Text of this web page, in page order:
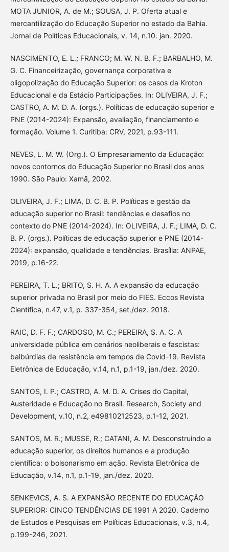
MOTA JUNIOR, A. de M.; SOUSA, J. P. Oferta atual e
mercantilização do Educação Superior no estado da Bahia.
Jornal de Políticas Educacionais, v. 14, n.10. jan. 2020.
NASCIMENTO, E. L.; FRANCO; M. W. N. B. F.; BARBALHO, M.
G. C. Financeirização, governança corporativa e
oligopolização do Educação Superior: os casos da Kroton
Educacional e da Estácio Participações. In: OLIVEIRA, J. F.;
CASTRO, A. M. D. A. (orgs.). Políticas de educação superior e
PNE (2014-2024): Expansão, avaliação, financiamento e
formação. Volume 1. Curitiba: CRV, 2021, p.93-111.
NEVES, L. M. W. (Org.). O Empresariamento da Educação:
novos contornos do Educação Superior no Brasil dos anos
1990. São Paulo: Xamã, 2002.
OLIVEIRA, J. F.; LIMA, D. C. B. P. Políticas e gestão da
educação superior no Brasil: tendências e desafios no
contexto do PNE (2014-2024). In: OLIVEIRA, J. F.; LIMA, D. C.
B. P. (orgs.). Políticas de educação superior e PNE (2014-
2024): expansão, qualidade e tendências. Brasília: ANPAE,
2019, p.16-22.
PEREIRA, T. L.; BRITO, S. H. A. A expansão da educação
superior privada no Brasil por meio do FIES. Eccos Revista
Científica, n.47, v.1, p. 337-354, set./dez. 2018.
RAIC, D. F. F.; CARDOSO, M. C.; PEREIRA, S. A. C. A
universidade pública em cenários neoliberais e fascistas:
balbúrdias de resistência em tempos de Covid-19. Revista
Eletrônica de Educação, v.14, n.1, p.1-19, jan./dez. 2020.
SANTOS, I. P.; CASTRO, A. M. D. A. Crises do Capital,
Austeridade e Educação no Brasil. Research, Society and
Development, v.10, n.2, e49810212523, p.1-12, 2021.
SANTOS, M. R.; MUSSE, R.; CATANI, A. M. Desconstruindo a
educação superior, os direitos humanos e a produção
científica: o bolsonarismo em ação. Revista Eletrônica de
Educação, v.14, n.1, p.1-19, jan./dez. 2020.
SENKEVICS, A. S. A EXPANSÃO RECENTE DO EDUCAÇÃO
SUPERIOR: CINCO TENDÊNCIAS DE 1991 A 2020. Caderno
de Estudos e Pesquisas em Políticas Educacionais, v.3, n.4,
p.199-246, 2021.